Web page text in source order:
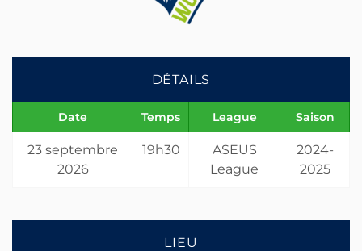
DÉTAILS
Date Temps League Saison
23 septembre
2026
19h30
ASEUS
League
2024-
2025
LIEU